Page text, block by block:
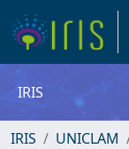
IRIS
IRIS UNICLAM